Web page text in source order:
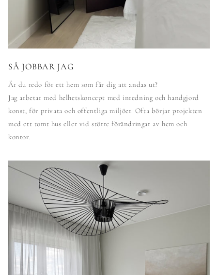
SÅ JOBBAR JAG
Är du redo för ett hem som får dig att andas ut?
Jag arbetar med helhetskoncept med inredning och handgjord
konst, för privata och offentliga miljöer. Ofta börjar projekten
med ett tomt hus eller vid större förändringar av hem och
kontor.